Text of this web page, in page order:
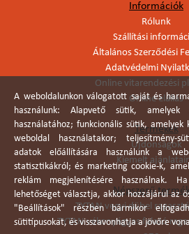
Információk
Rólunk
Szállítási
Általános Szerződési
Adatvédelmi
Online vitarendezési
Online elállás
Termékek
Újdonságok
Kiemelt
Népszerű
TYTAN vegyi dübel
TYTAN vékonyágyas falazó
A weboldalunkon válogatott saját és
használunk: Alapvető sütik, amelyek
használatához; funkcionális sütik, amelyek
weboldal használatakor; teljesítmény-
adatok előállítására használunk a
statisztikákról; és marketing cookie-k,
reklám megjelenítésére használnak.
lehetőséget választja, akkor hozzájárul az
"Beállítások" részben bármikor
sütitípusokat, és visszavonhatja a jövőre